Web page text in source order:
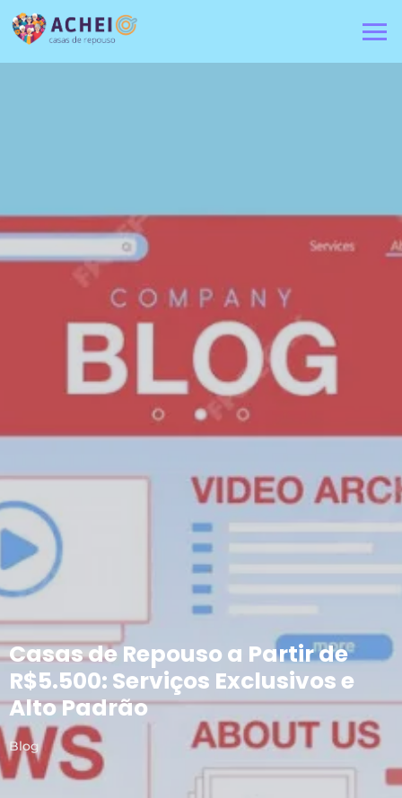
Casas de Repouso a Partir de
R$5.500: Serviços Exclusivos e
Alto Padrão
Blog